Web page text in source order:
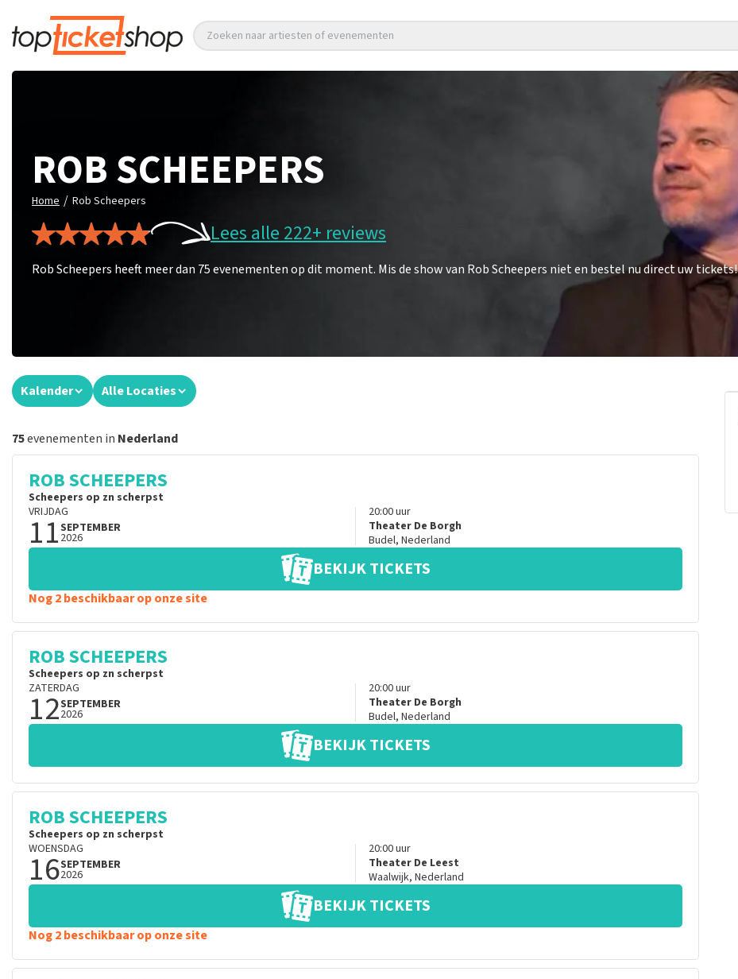
Zoeken naar artiesten of evenementen
ROB SCHEEPERS
Home / Rob Scheepers
Lees alle 222+ reviews
Rob Scheepers heeft meer dan 75 evenementen op dit moment. Mis de show van Rob Scheepers niet en bestel nu direct uw tickets!
Kalender Alle Locaties
75evenementen in Nederland
ROB SCHEEPERS
Scheepers op zn scherpst
VRIJDAG
11SEPTEMBER
2026
20:00uur
Theater De Borgh
Budel, Nederland
BEKIJK TICKETS
Nog 2 beschikbaar op onze site
ROB SCHEEPERS
Scheepers op zn scherpst
ZATERDAG
12SEPTEMBER
2026
20:00uur
Theater De Borgh
Budel, Nederland
BEKIJK TICKETS
ROB SCHEEPERS
Scheepers op zn scherpst
WOENSDAG
16SEPTEMBER
2026
20:00uur
Theater De Leest
Waalwijk, Nederland
BEKIJK TICKETS
Nog 2 beschikbaar op onze site